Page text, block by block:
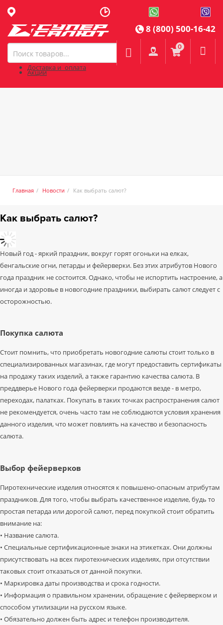
8 (800) 500-16-42
 0
Доставка и оплата
Акции
Главная Новости Как выбрать салют?
Как выбрать салют?
Новый год - яркий праздник, вокруг горят огоньки на елках,
бенгальские огни, петарды и фейерверки. Без этих атрибутов Нового
года праздник не состоится. Однако, чтобы не испортить настроение, а
иногда и здоровье в новогодние праздники, выбирать салют следует с
осторожностью.
Покупка салюта
Стоит помнить, что приобретать новогодние салюты стоит только в
специализированных магазинах, где могут предоставить сертификаты
на продажу таких изделий, а также гарантию качества салюта. В
преддверье Нового года фейерверки продаются везде - в метро,
переходах, палатках. Покупать в таких точках распространения салют
не рекомендуется, очень часто там не соблюдаются условия хранения
данного изделия, что может повлиять на качество и безопасность
салюта.
Выбор фейерверков
Пиротехнические изделия относятся к повышено-опасным атрибутам
праздников. Для того, чтобы выбрать качественное изделие, будь то
простая петарда или дорогой салют, перед покупкой стоит обратить
внимание на:
• Название салюта.
• Специальные сертификационные знаки на этикетках. Они должны
присутствовать на всех пиротехнических изделиях, при отсутствии
таковых стоит отказаться от данной покупки.
• Маркировка даты производства и срока годности.
• Информация о правильном хранении, обращение с фейерверком и
способом утилизации на русском языке.
• Обязательно должен быть адрес и телефон производителя.